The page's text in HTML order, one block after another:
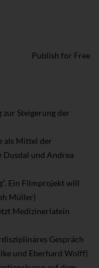
Publish for Free
zur Steigerung der
als Mittel der
und Andrea
Ein Filmprojekt will
Müller)
Medizinerlatein
Gespräch
und Eberhard Wolff)